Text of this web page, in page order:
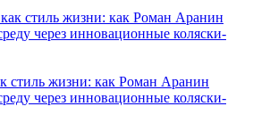
стиль жизни: как Роман Аранин
через инновационные коляски-